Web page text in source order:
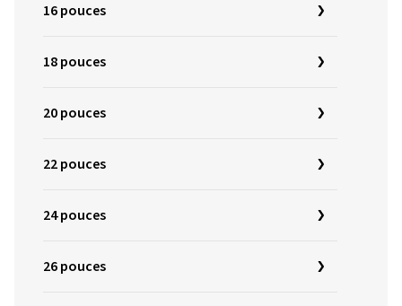
16 pouces
18 pouces
20 pouces
22 pouces
24 pouces
26 pouces